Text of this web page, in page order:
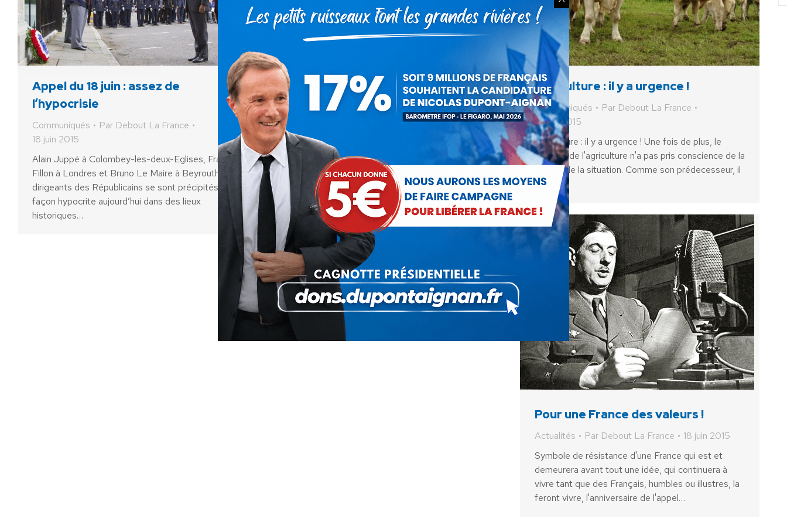
Appel du 18 juin : assez de
l’hypocrisie
Communiqués Par Debout La France
18 juin 2015
Alain Juppé à Colombey-les-deux-Eglises, François
Fillon à Londres et Bruno Le Maire à Beyrouth : les
dirigeants des Républicains se sont précipités de
façon hypocrite aujourd’hui dans des lieux
historiques…
Désertification médicale :il faut agir
Communiqués
18 juin 2015
L'édition 2015 de l'« Atlas de la démographie
médicale » publié par le Conseil National de l’Ordre
des médecins montre, contrairement aux
affirmations du gouvernement , que la
désertification médicale…
Agriculture : il y a urgence !
Communiqués Par Debout La France
18 juin 2015
Agriculture : il y a urgence ! Une fois de plus, le
ministre de l'agriculture n'a pas pris conscience de la
gravité de la situation. Comme son prédecesseur, il
décide…
Pour une France des valeurs !
Actualités Par Debout La France
18 juin 2015
Symbole de résistance d'une France qui est et
demeurera avant tout une idée, qui continuera à
vivre tant que des Français, humbles ou illustres, la
feront vivre, l'anniversaire de l'appel…